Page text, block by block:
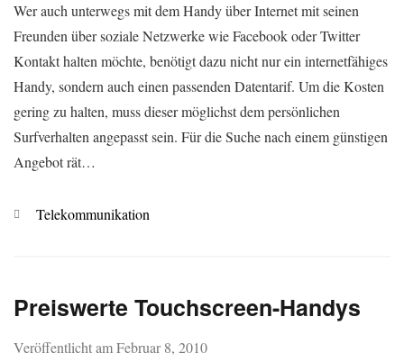
Wer auch unterwegs mit dem Handy über Internet mit seinen
Freunden über soziale Netzwerke wie Facebook oder Twitter
Kontakt halten möchte, benötigt dazu nicht nur ein internetfähiges
Handy, sondern auch einen passenden Datentarif. Um die Kosten
gering zu halten, muss dieser möglichst dem persönlichen
Surfverhalten angepasst sein. Für die Suche nach einem günstigen
Angebot rät…
Kategorien
Telekommunikation
Preiswerte Touchscreen-Handys
Veröffentlicht amFebruar 8, 2010